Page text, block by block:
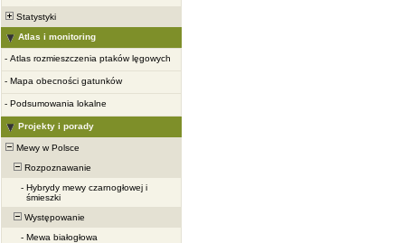
Statystyki
Atlas i monitoring
- Atlas rozmieszczenia ptaków lęgowych
- Mapa obecności gatunków
- Podsumowania lokalne
Projekty i porady
Mewy w Polsce
Rozpoznawanie
- Hybrydy mewy czarnogłowej i
śmieszki
Występowanie
- Mewa białogłowa